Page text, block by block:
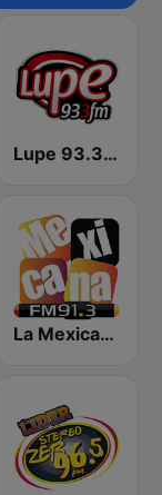
Lupe 93.3 FM
La Mexicana 91.3 FM